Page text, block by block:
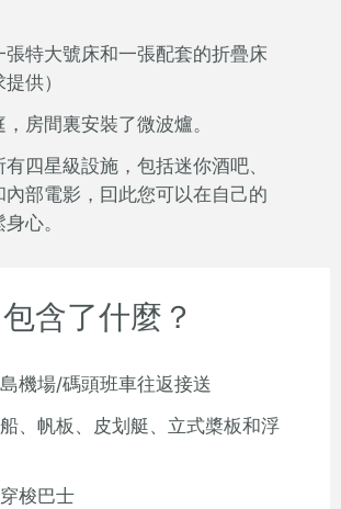
張特大號床和一張配套的折疊床
供）
房間裏安裝了微波爐。
四星級設施，包括迷你酒吧、
內部電影，囙此您可以在自己的
心。
包含了什麼？
機場/碼頭班車往返接送
、帆板、皮划艇、立式槳板和浮
梭巴士